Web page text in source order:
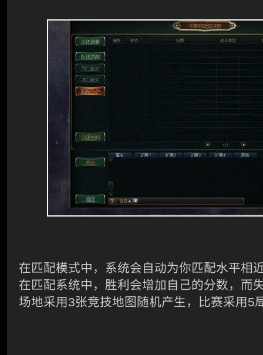
在匹配模式中，系统会自动为你匹配水平相
在匹配系统中，胜利会增加自己的分数，而
场地采用 3张竞技地图随机产生，比赛采用 5